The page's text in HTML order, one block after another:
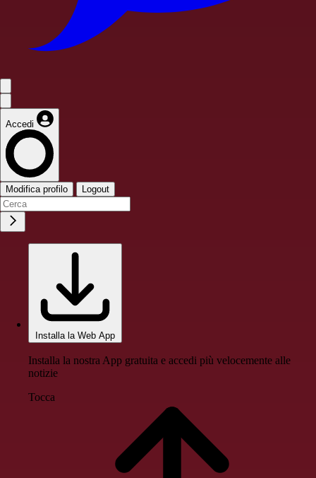
Accedi
Modifica profilo Logout
Installa la Web App
Installa la nostra App gratuita e accedi più velocemente alle
notizie
Tocca